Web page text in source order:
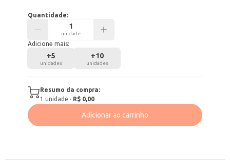
Quantidade:
unidade
Adicione mais:
+5
unidades
+10
unidades
Resumo da compra:
1 unidade · R$ 0,00
Adicionar ao carrinho